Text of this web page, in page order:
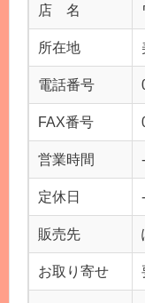
店 名
所在地
電話番号
FAX番号
営業時間 -
定休日 -
販売先
お取り寄せ